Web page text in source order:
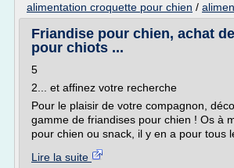
alimentation croquette pour chien /
Friandise pour chien, achat
pour chiots ...
5
2... et affinez votre recherche
Pour le plaisir de votre compagnon,
gamme de friandises pour chien ! Os à
pour chien ou snack, il y en a pour tous
Lire la suite